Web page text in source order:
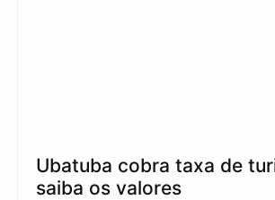
Ubatuba cobra taxa de
saiba os valores